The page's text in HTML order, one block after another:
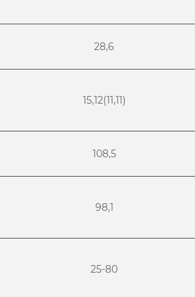
28,6
15,12(11,11)
108,5
98,1
25-80